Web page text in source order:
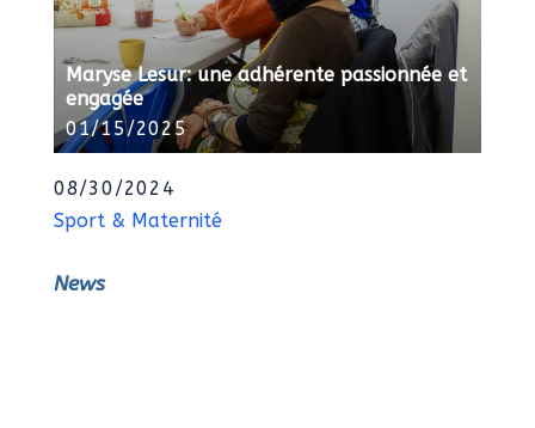
Maryse Lesur: une adhérente passionnée et
engagée
01/15/2025
08/30/2024
Sport & Maternité
News